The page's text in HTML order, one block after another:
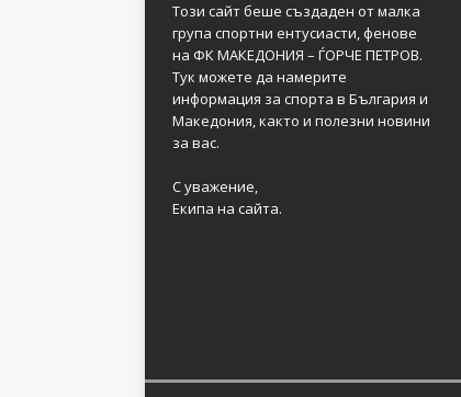
Този сайт беше създаден от малка
група спортни ентусиасти, фенове
на ФК МАКЕДОНИЯ – ЃОРЧЕ ПЕТРОВ.
Тук можете да намерите
информация за спорта в България и
Македония, както и полезни новини
за вас.
С уважение,
Екипа на сайта.